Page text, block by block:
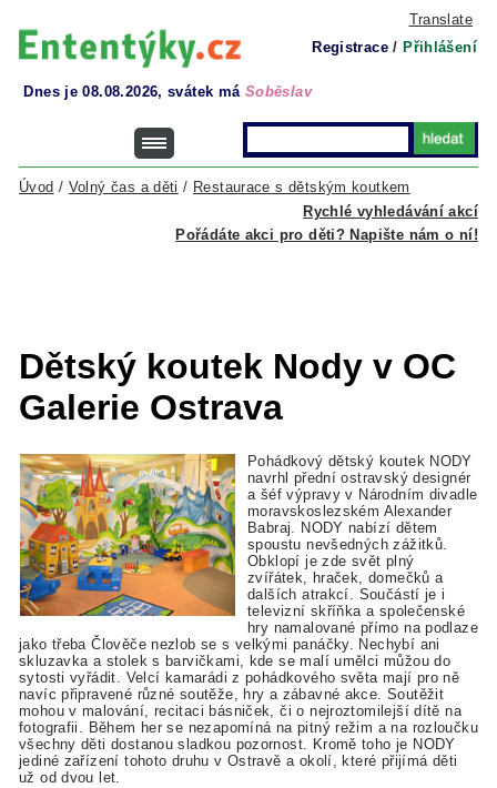
Translate
Registrace / Přihlášení
Dnes je 08.08.2026, svátek má Soběslav
Rychlé vyhledávání akcí
Úvod / Volný čas a děti / Restaurace s dětským koutkem
Pořádáte akci pro děti? Napište nám o ní!
Dětský koutek Nody v OC
Galerie Ostrava
Pohádkový dětský koutek NODY
navrhl přední ostravský designér
a šéf výpravy v Národním divadle
moravskoslezském Alexander
Babraj. NODY nabízí dětem
spoustu nevšedných zážitků.
Obklopí je zde svět plný
zvířátek, hraček, domečků a
dalších atrakcí. Součástí je i
televizní skříňka a společenské
hry namalované přímo na podlaze
jako třeba Člověče nezlob se s velkými panáčky. Nechybí ani
skluzavka a stolek s barvičkami, kde se malí umělci můžou do
sytosti vyřádit. Velcí kamarádi z pohádkového světa mají pro ně
navíc připravené různé soutěže, hry a zábavné akce. Soutěžit
mohou v malování, recitaci básniček, či o nejroztomilejší dítě na
fotografii. Během her se nezapomíná na pitný režim a na rozloučku
všechny děti dostanou sladkou pozornost. Kromě toho je NODY
jediné zařízení tohoto druhu v Ostravě a okolí, které přijímá děti
už od dvou let.